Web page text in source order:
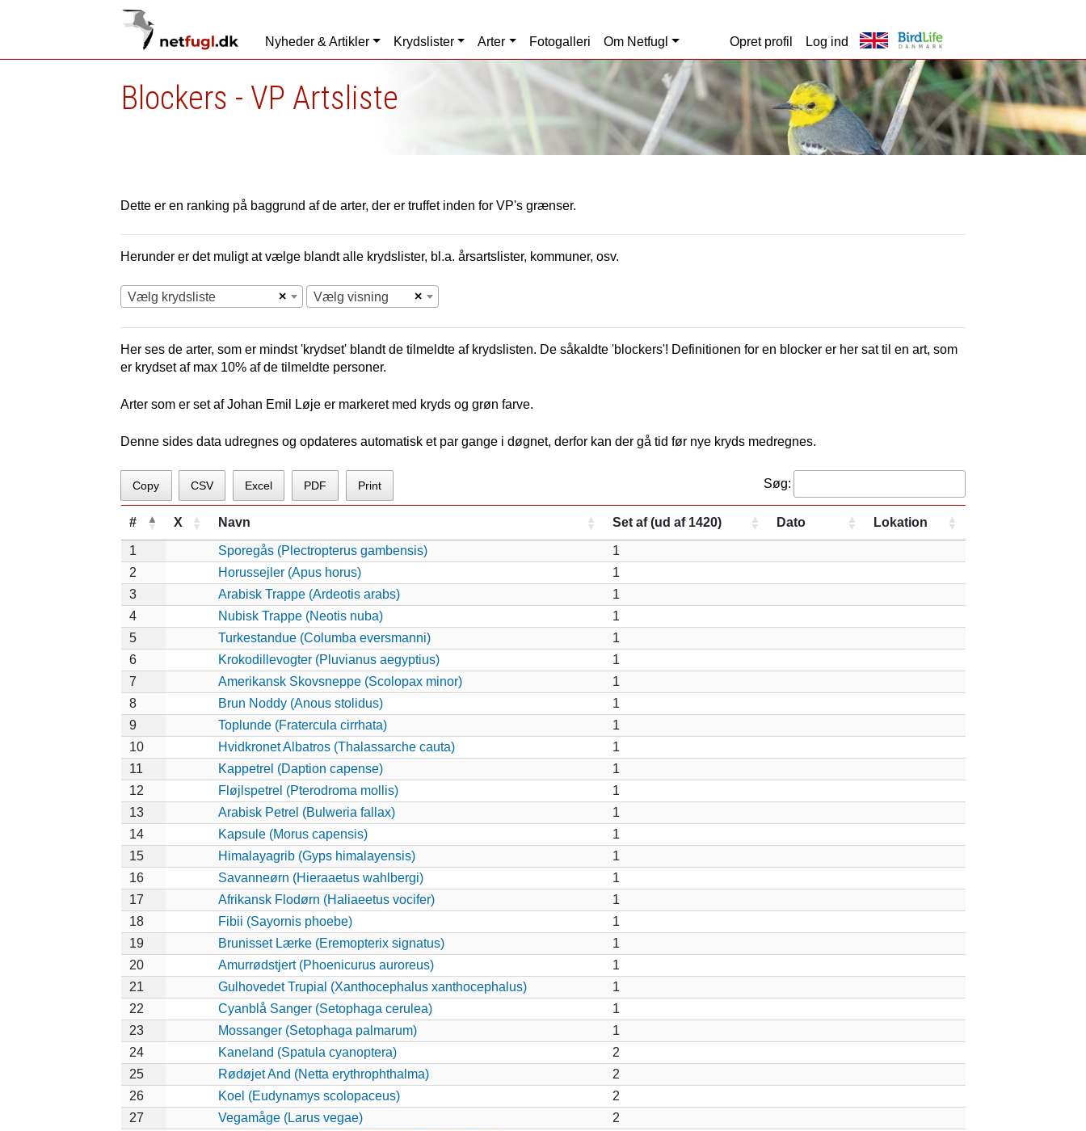
Nyheder & Artikler Krydslister Arter Fotogalleri Om Netfugl Opret profil Log ind
Blockers - VP Artsliste
Dette er en ranking på baggrund af de arter, der er truffet inden for VP's grænser.
Herunder er det muligt at vælge blandt alle krydslister, bl.a. årsartslister, kommuner, osv.
×
Vælg krydsliste ×
Vælg visning
Her ses de arter, som er mindst 'krydset' blandt de tilmeldte af krydslisten. De såkaldte 'blockers'! Definitionen for en blocker er her sat til en art, som
er krydset af max 10% af de tilmeldte personer.
Arter som er set af Johan Emil Løje er markeret med kryds og grøn farve.
Denne sides data udregnes og opdateres automatisk et par gange i døgnet, derfor kan der gå tid før nye kryds medregnes.
Copy CSV Excel PDF Print Søg:
# X Navn Set af (ud af 1420) Dato Lokation
1 Sporegås (Plectropterus gambensis)
1
2
Horussejler (Apus horus)
1
3
Arabisk Trappe (Ardeotis arabs)
1
4
Nubisk Trappe (Neotis nuba)
1
5
Turkestandue (Columba eversmanni)
1
6
Krokodillevogter (Pluvianus aegyptius)
1
7
Amerikansk Skovsneppe (Scolopax minor)
1
8
Brun Noddy (Anous stolidus)
1
9
Toplunde (Fratercula cirrhata)
1
10
Hvidkronet Albatros (Thalassarche cauta)
1
11
Kappetrel (Daption capense)
1
12
Fløjlspetrel (Pterodroma mollis)
1
13
Arabisk Petrel (Bulweria fallax)
1
14
Kapsule (Morus capensis)
1
15
Himalayagrib (Gyps himalayensis)
1
16
Savanneørn (Hieraaetus wahlbergi)
1
17
Afrikansk Flodørn (Haliaeetus vocifer)
1
18
Fibii (Sayornis phoebe)
1
19
Brunisset Lærke (Eremopterix signatus)
1
20
Amurrødstjert (Phoenicurus auroreus)
1
21
Gulhovedet Trupial (Xanthocephalus xanthocephalus)
1
22
Cyanblå Sanger (Setophaga cerulea)
1
23
Mossanger (Setophaga palmarum)
1
24
Kaneland (Spatula cyanoptera)
2
25
Rødøjet And (Netta erythrophthalma)
2
26
Koel (Eudynamys scolopaceus)
2
27
Vegamåge (Larus vegae)
2